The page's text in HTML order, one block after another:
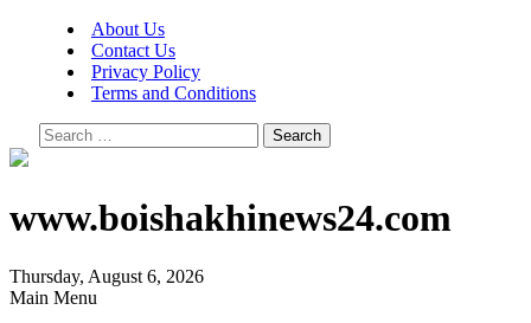
About Us
Contact Us
Privacy Policy
Terms and Conditions
Search
for:
www.boishakhinews24.com
Thursday, August 6, 2026
Main Menu